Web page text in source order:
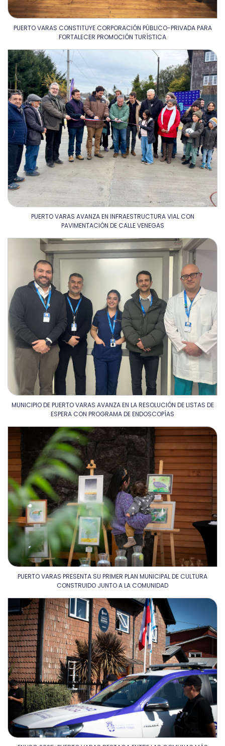
PUERTO VARAS CONSTITUYE CORPORACIÓN PÚBLICO-PRIVADA PARA
FORTALECER PROMOCIÓN TURÍSTICA
PUERTO VARAS AVANZA EN INFRAESTRUCTURA VIAL CON
PAVIMENTACIÓN DE CALLE VENEGAS
MUNICIPIO DE PUERTO VARAS AVANZA EN LA RESOLUCIÓN DE LISTAS DE
ESPERA CON PROGRAMA DE ENDOSCOPÍAS
PUERTO VARAS PRESENTA SU PRIMER PLAN MUNICIPAL DE CULTURA
CONSTRUIDO JUNTO A LA COMUNIDAD